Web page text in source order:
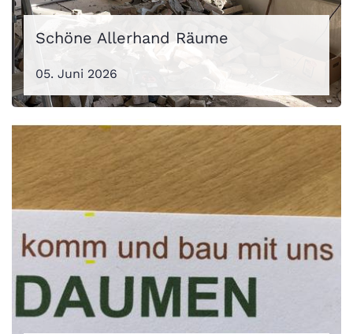
Schöne Allerhand Räume
05. Juni 2026